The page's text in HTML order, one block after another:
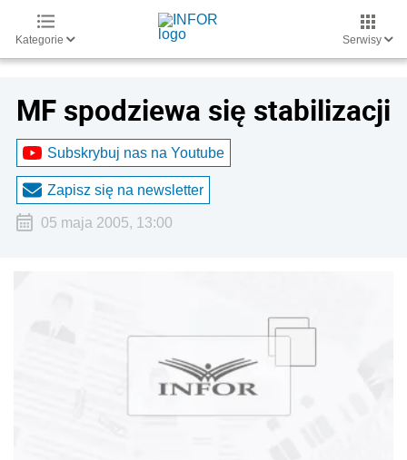
Kategorie Serwisy
MF spodziewa się stabilizacji
Subskrybuj nas na Youtube
Zapisz się na newsletter
05 maja 2005, 13:00